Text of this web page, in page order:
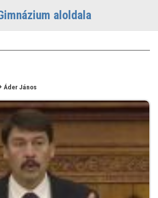
aloldala
Áder János